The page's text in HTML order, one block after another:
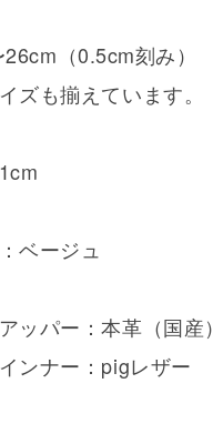
（0.5cm刻み）
ズも揃えています。
ベージュ
パー：本革（国産）
ー：pigレザー